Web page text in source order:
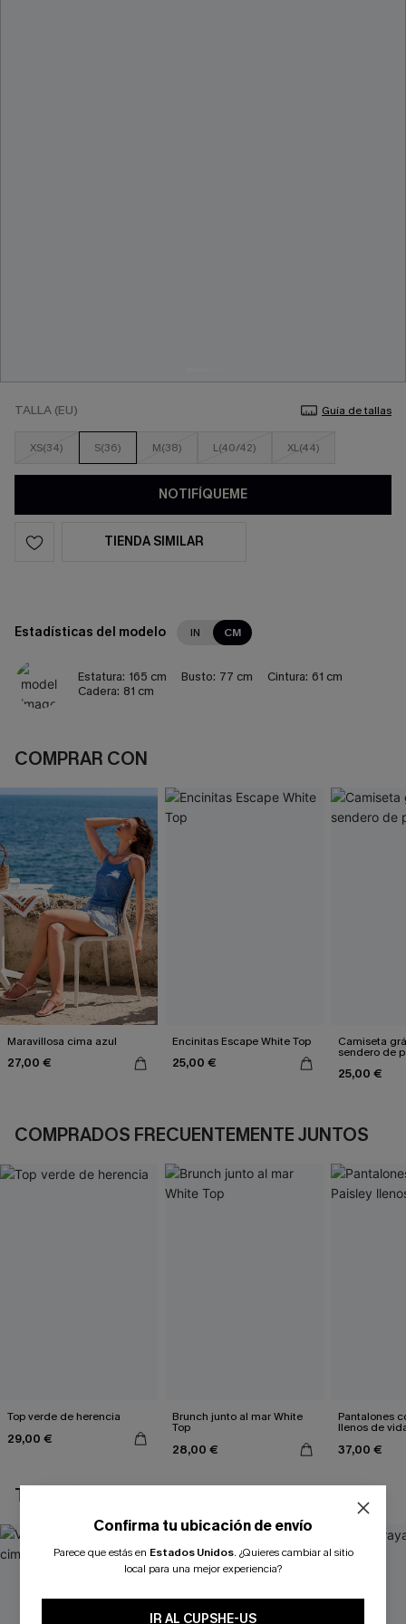
TALLA (EU) Guía de tallas
XS(34) S(36) M(38) L(40/42) XL(44)
NOTIFÍQUEME
TIENDA SIMILAR
Estadísticas del modelo IN CM
Estatura: 165 cm Busto: 77 cm Cintura: 61 cm
Cadera: 81 cm
COMPRAR CON
Maravillosa cima azul
27,00 €
Encinitas Escape White Top
25,00 €
Camiseta
sendero de
25,00 €
COMPRADOS FRECUENTEMENTE JUNTOS
Top verde de herencia
29,00 €
Brunch junto al mar White
Top
28,00 €
Pantalones
llenos de
37,00 €
TAMBIÉN TE PUEDE GUSTAR
Confirma tu ubicación de envío
Parece que estás en Estados Unidos. ¿Quieres cambiar al sitio
local para una mejor experiencia?
IR AL CUPSHE-US